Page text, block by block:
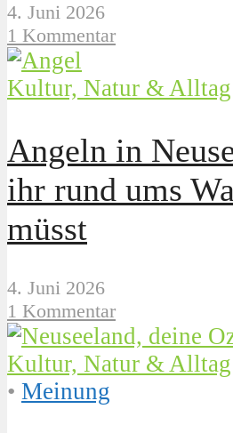
4. Juni 2026
1 Kommentar
Kultur, Natur & Alltag
Angeln in
ihr rund ums
müsst
4. Juni 2026
1 Kommentar
Kultur, Natur & Alltag
• Meinung